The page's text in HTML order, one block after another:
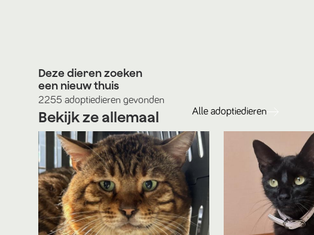
Deze dieren zoeken
een nieuw thuis
2255 adoptiedieren gevonden
Bekijk ze allemaal Alle adoptiedieren